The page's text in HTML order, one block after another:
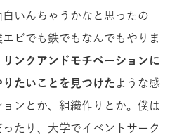
いんちゃうかなと思ったの
ビでも鉄でもなんでもやりま
リンクアンドモチベーションに
たいことを見つけた ような感
ンとか、組織作りとか。僕は
たり、大学でイベントサーク